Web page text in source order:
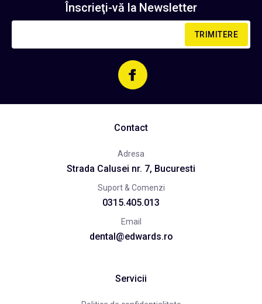
Înscrieţi-vă la Newsletter
TRIMITERE
Contact
Adresa
Strada Calusei nr. 7, Bucuresti
Suport & Comenzi
0315.405.013
Email
dental@edwards.ro
Servicii